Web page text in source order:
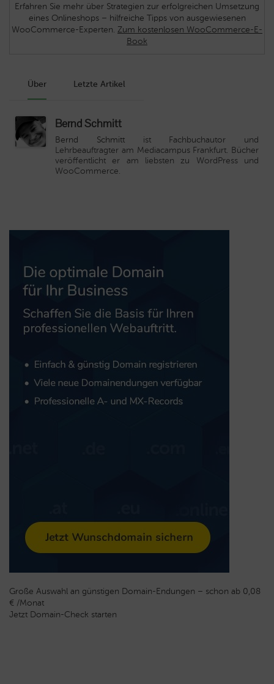
Erfahren Sie mehr über Strategien zur erfolgreichen Umsetzung
eines Onlineshops – hilfreiche Tipps von ausgewiesenen
WooCommerce-Experten. Zum kostenlosen WooCommerce-E-
Book
Über Letzte Artikel
Bernd Schmitt
Bernd Schmittist Fachbuchautor und
Lehrbeauftragter am Mediacampus Frankfurt. Bücher
veröffentlicht er am liebsten zu WordPress und
WooCommerce.
Große Auswahl an günstigen Domain-Endungen – schon ab 0,08
€ /Monat
Jetzt Domain-Check starten